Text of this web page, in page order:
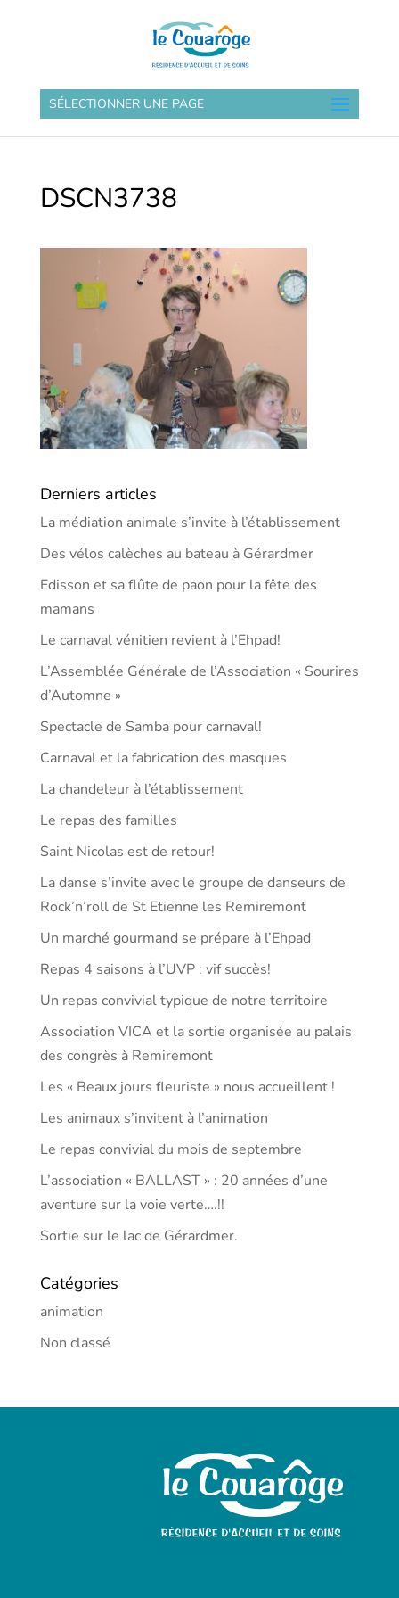
SÉLECTIONNER UNE PAGE
DSCN3738
Derniers articles
La médiation animale s’invite à l’établissement
Des vélos calèches au bateau à Gérardmer
Edisson et sa flûte de paon pour la fête des
mamans
Le carnaval vénitien revient à l’Ehpad!
L’Assemblée Générale de l’Association « Sourires
d’Automne »
Spectacle de Samba pour carnaval!
Carnaval et la fabrication des masques
La chandeleur à l’établissement
Le repas des familles
Saint Nicolas est de retour!
La danse s’invite avec le groupe de danseurs de
Rock’n’roll de St Etienne les Remiremont
Un marché gourmand se prépare à l’Ehpad
Repas 4 saisons à l’UVP : vif succès!
Un repas convivial typique de notre territoire
Association VICA et la sortie organisée au palais
des congrès à Remiremont
Les « Beaux jours fleuriste » nous accueillent !
Les animaux s’invitent à l’animation
Le repas convivial du mois de septembre
L’association « BALLAST » : 20 années d’une
aventure sur la voie verte….!!
Sortie sur le lac de Gérardmer.
Catégories
animation
Non classé